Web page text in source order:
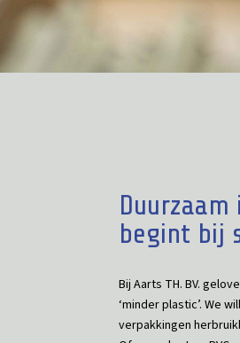
begint bij
Bij Aarts TH. BV.
‘minder plastic’. We
verpakkingen